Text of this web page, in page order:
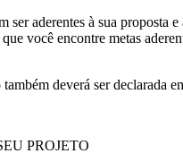
ser aderentes à sua
que você encontre metas
deverá ser declarada
PROJETO